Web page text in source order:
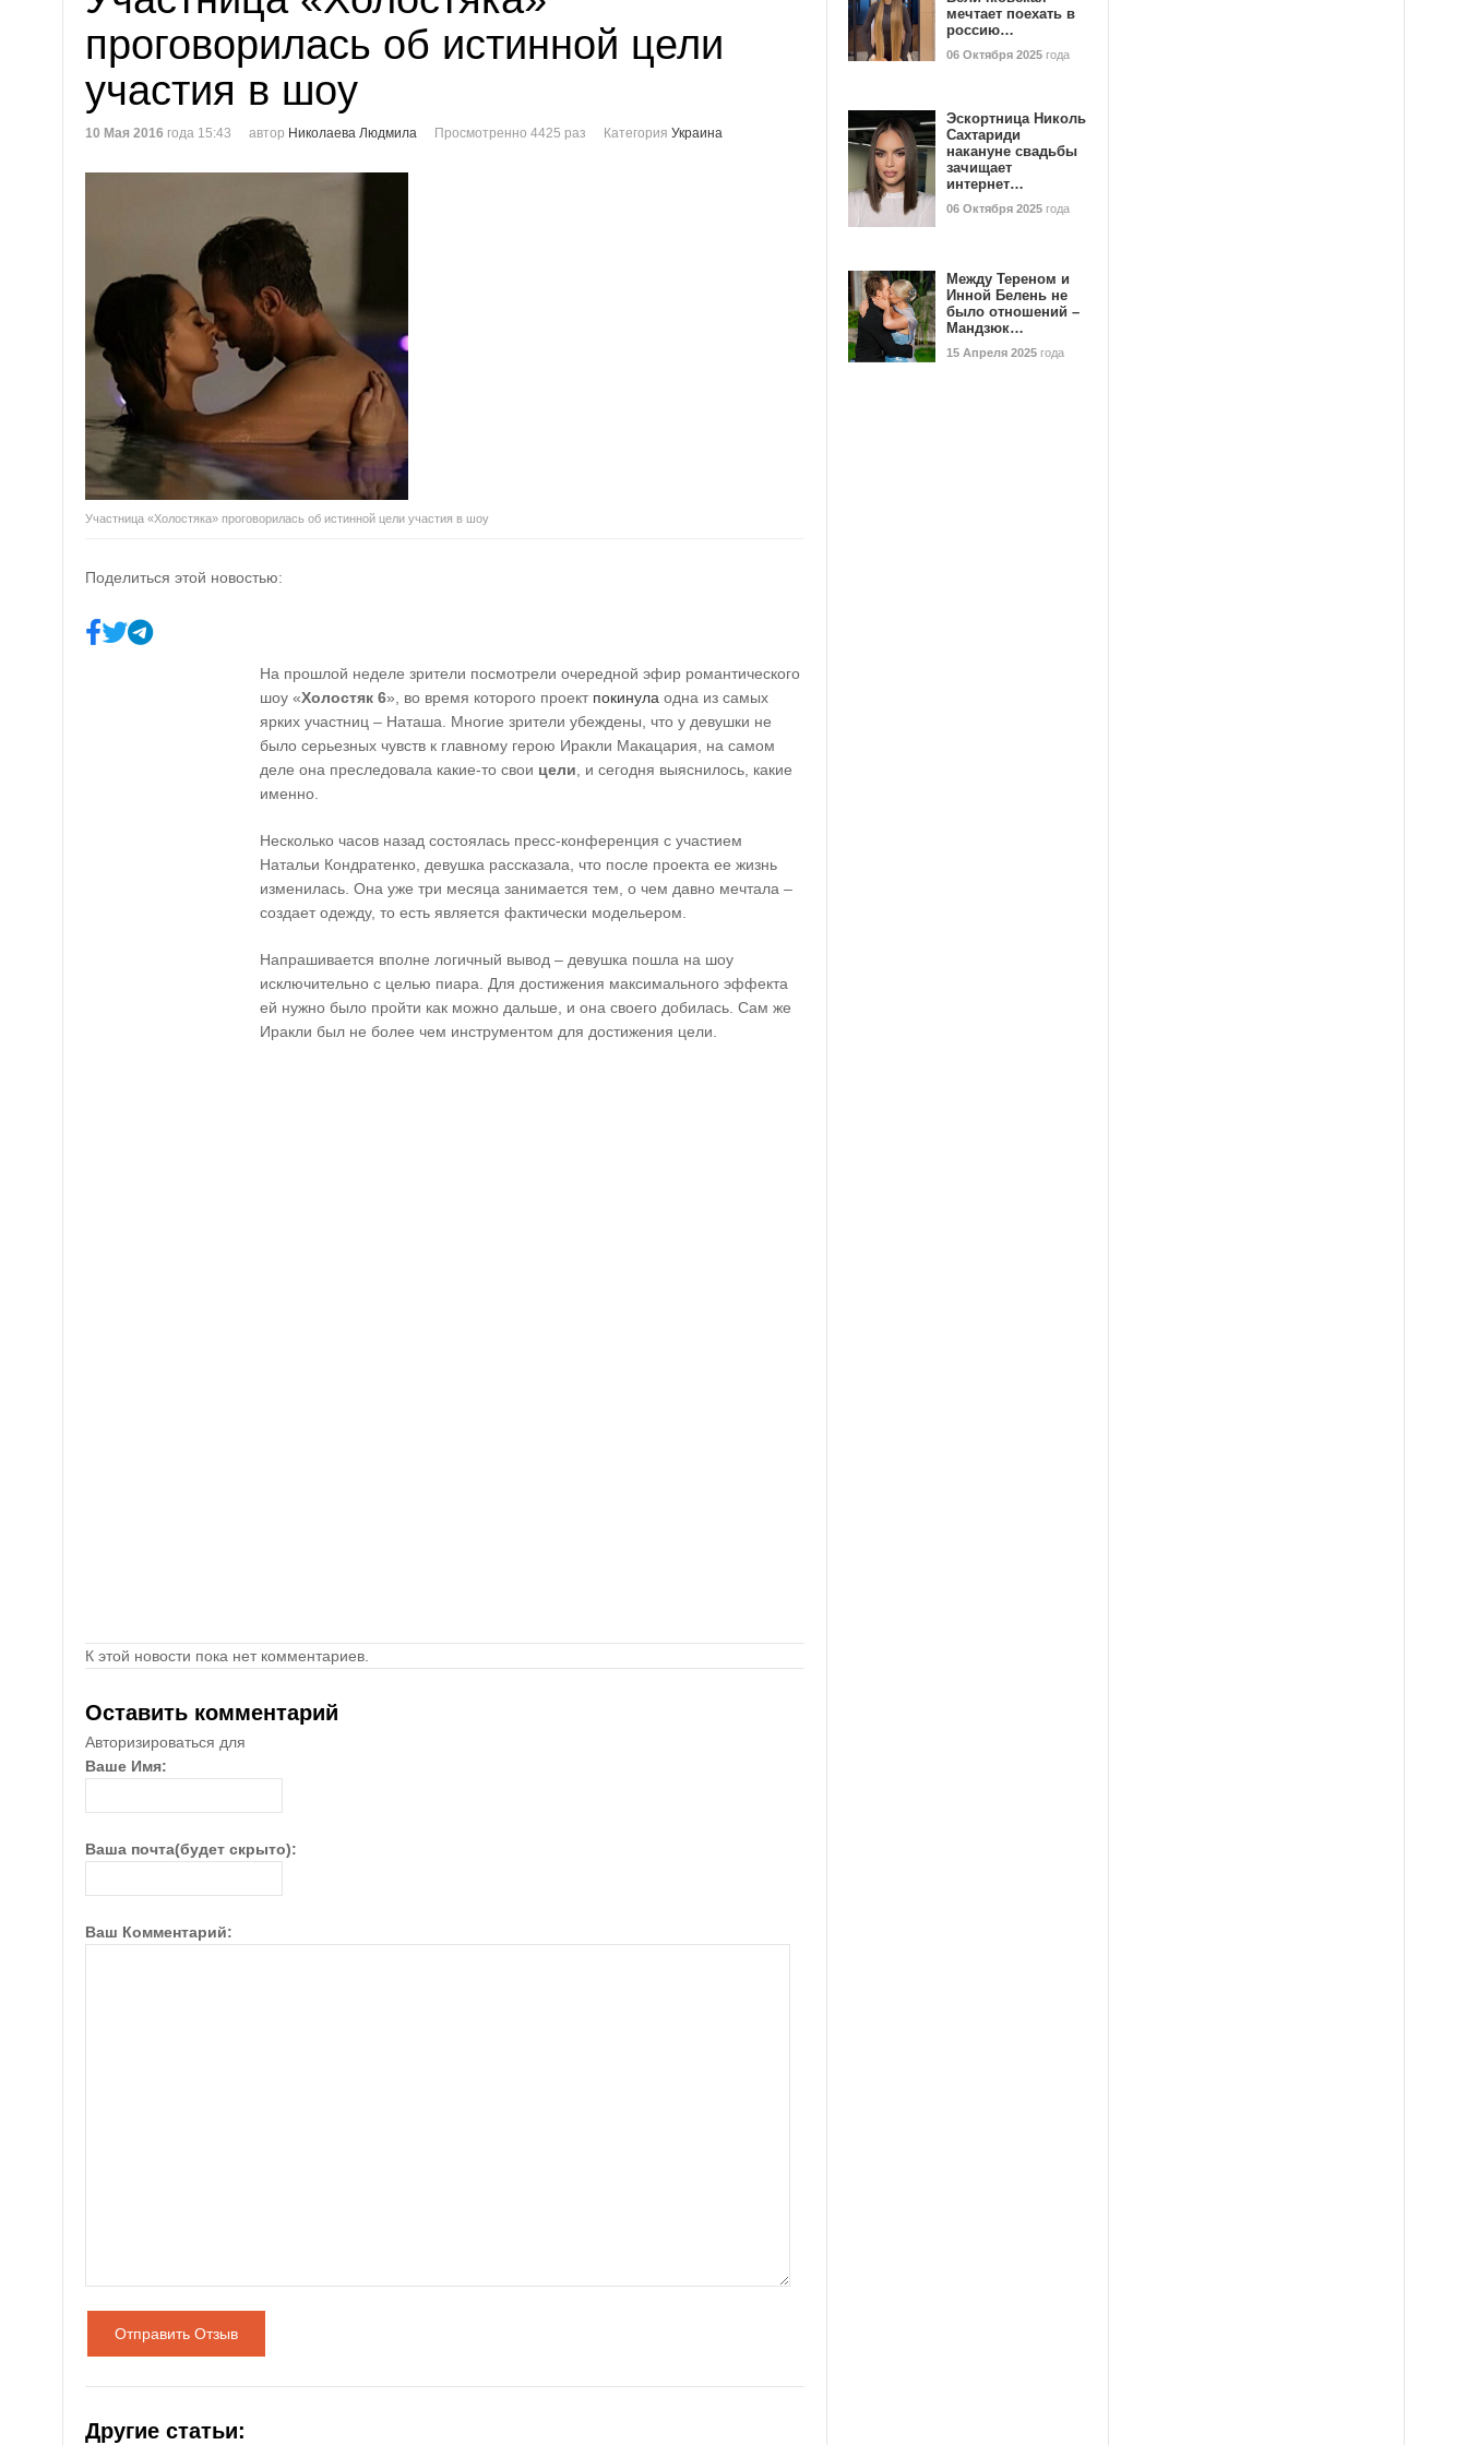
проговорилась об истинной цели
участия в шоу
10 Мая 2016 года 15:43 автор Николаева Людмила Просмотренно 4425 раз Категория Украина
Участница «Холостяка» проговорилась об истинной цели участия в шоу
Поделиться этой новостью:
На прошлой неделе зрители посмотрели очередной эфир романтического
шоу «Холостяк 6», во время которого проект покинула одна из самых
ярких участниц – Наташа. Многие зрители убеждены, что у девушки не
было серьезных чувств к главному герою Иракли Макацария, на самом
деле она преследовала какие-то свои цели , и сегодня выяснилось, какие
именно.
Несколько часов назад состоялась пресс-конференция с участием
Натальи Кондратенко, девушка рассказала, что после проекта ее жизнь
изменилась. Она уже три месяца занимается тем, о чем давно мечтала –
создает одежду, то есть является фактически модельером.
Напрашивается вполне логичный вывод – девушка пошла на шоу
исключительно с целью пиара. Для достижения максимального эффекта
ей нужно было пройти как можно дальше, и она своего добилась. Сам же
Иракли был не более чем инструментом для достижения цели.
К этой новости пока нет комментариев.
Оставить комментарий
Авторизироваться для
Ваше Имя:
Ваша почта(будет скрыто):
Ваш Комментарий:
Отправить Отзыв
Другие статьи:
мечтает поехать в
россию…
06 Октября 2025 года
Эскортница Николь
Сахтариди
накануне свадьбы
зачищает
интернет…
06 Октября 2025 года
Между Тереном и
Инной Белень не
было отношений –
Мандзюк…
15 Апреля 2025 года